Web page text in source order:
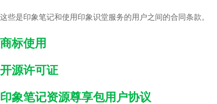
这些是印象笔记和使用印象识堂服务的用户之间的合同条款。
商标使用
开源许可证
印象笔记资源尊享包用户协议